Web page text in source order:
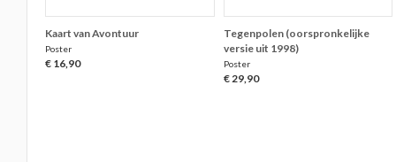
Kaart van Avontuur
Poster
€ 16,90
Tegenpolen (oorspronkelijke
versie uit 1998)
Poster
€ 29,90